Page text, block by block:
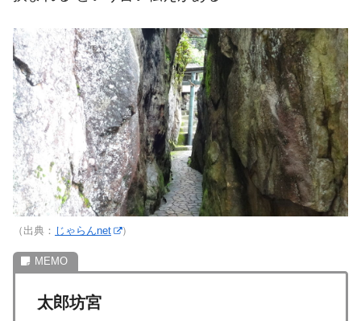
（出典： じゃらんnet ）
太郎坊宮